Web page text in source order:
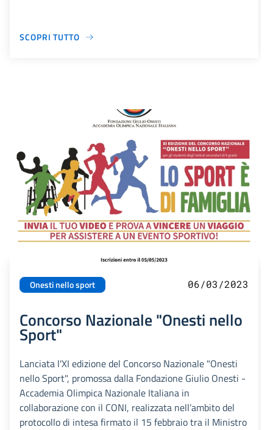
SCOPRI TUTTO
Onesti nello sport 06/03/2023
Concorso Nazionale "Onesti nello
Sport"
Lanciata l'XI edizione del Concorso Nazionale "Onesti
nello Sport", promossa dalla Fondazione Giulio Onesti -
Accademia Olimpica Nazionale Italiana in
collaborazione con il CONI, realizzata nell’ambito del
protocollo di intesa firmato il 15 febbraio tra il Ministro